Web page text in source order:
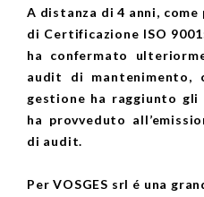
A distanza di 4 anni,
di Certificazione ISO
ha confermato
audit di mantenimento,
gestione ha raggiunto
ha provveduto
di audit.
Per VOSGES srl é una